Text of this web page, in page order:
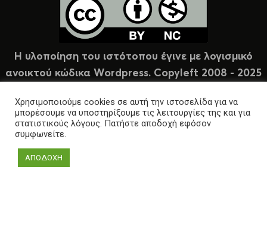
Η υλοποίηση του ιστότοπου έγινε με λογισμικό
ανοικτού κώδικα Wordpress. Copyleft 2008 - 2025
Χρησιμοποιούμε cookies σε αυτή την ιστοσελίδα για να
μπορέσουμε να υποστηρίξουμε τις λειτουργίες της και για
στατιστικούς λόγους. Πατήστε αποδοχή εφόσον
συμφωνείτε.
ΑΠΟΔΟΧΗ